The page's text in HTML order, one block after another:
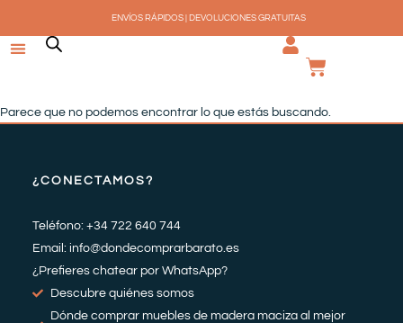
contenido
ENVÍOS RÁPIDOS | DEVOLUCIONES GRATUITAS
Parece que no podemos encontrar lo que estás buscando.
¿CONECTAMOS?
Teléfono: +34 722 640 744
Email: info@dondecomprarbarato.es
¿Prefieres chatear por WhatsApp?
Descubre quiénes somos
Dónde comprar muebles de madera maciza al mejor